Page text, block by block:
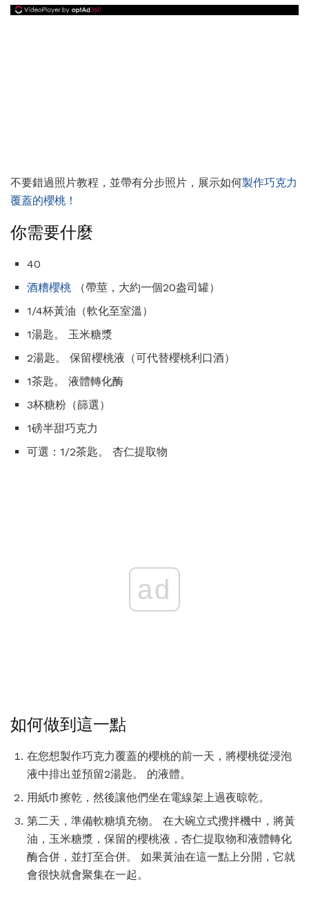
不要錯過照片教程，並帶有分步照片，展示如何製作巧克力
覆蓋的櫻桃！
你需要什麼
40
酒糟櫻桃 （帶莖，大約一個20盎司罐）
1/4杯黃油（軟化至室溫）
1湯匙。 玉米糖漿
2湯匙。 保留櫻桃液（可代替櫻桃利口酒）
1茶匙。 液體轉化酶
3杯糖粉（篩選）
1磅半甜巧克力
可選：1/2茶匙。 杏仁提取物
ad
如何做到這一點
在您想製作巧克力覆蓋的櫻桃的前一天，將櫻桃從浸泡
液中排出並預留2湯匙。 的液體。
用紙巾擦乾，然後讓他們坐在電線架上過夜晾乾。
第二天，準備軟糖填充物。 在大碗立式攪拌機中，將黃
油，玉米糖漿，保留的櫻桃液，杏仁提取物和液體轉化
酶合併，並打至合併。 如果黃油在這一點上分開，它就
會很快就會聚集在一起。